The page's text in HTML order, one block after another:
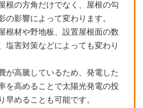
根の方角だけでなく、屋根の勾
の影響によって変わります。
根材や野地板、設置屋根面の数
塩害対策などによっても変わり
が高騰しているため、発電した
を高めることで太陽光発電の投
早めることも可能です。